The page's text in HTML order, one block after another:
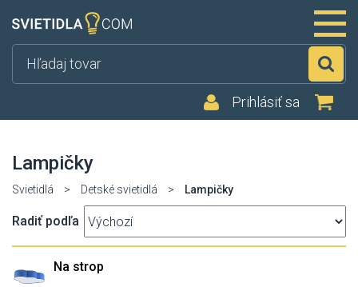
Prihlásiť sa
Lampičky
Svietidlá > Detské svietidlá > Lampičky
Radiť podľa
Na strop